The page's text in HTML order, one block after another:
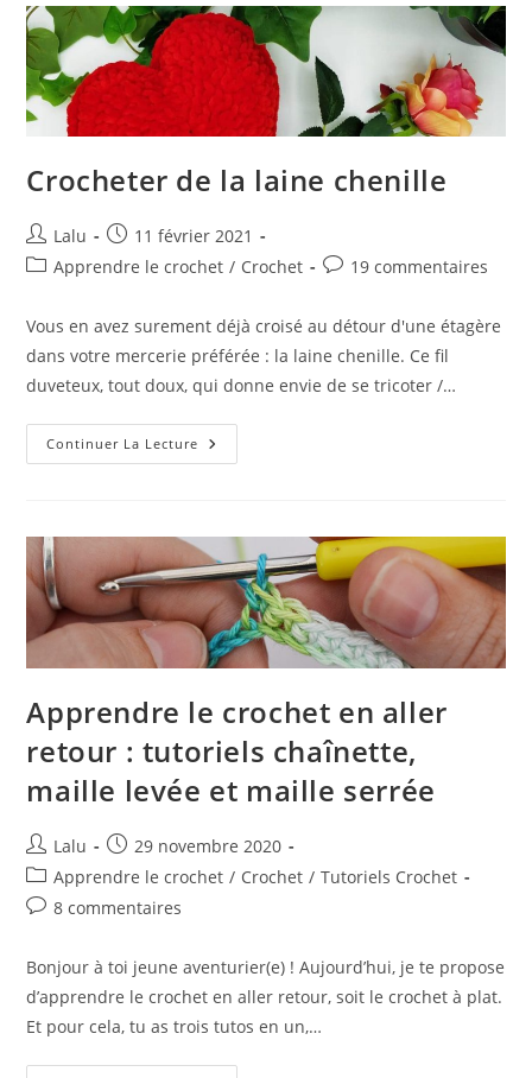
Crochet
Crocheter de la laine chenille
Auteur/autrice
de
Lalu
Publication
publiée :
11 février 2021
PostApprendre le crochet / Crochet
Commentaires
19 commentaires
Vous en avez surement déjà croisé au détour d'une étagère
dans votre mercerie préférée : la laine chenille. Ce fil
duveteux, tout doux, qui donne envie de se tricoter /…
Continuer La Lecture Crocheter
De
Apprendre le crochet en aller
retour : tutoriels chaînette,
maille levée et maille serrée
Auteur/autrice
de
la
publication :
Lalu
Publication
publiée :
29 novembre 2020
Post
category:
Apprendre le crochet / Crochet / Tutoriels Crochet
Commentaires
publication :
8 commentaires
Bonjour à toi jeune aventurier(e) ! Aujourd’hui, je te propose
d’apprendre le crochet en aller retour, soit le crochet à plat.
Et pour cela, tu as trois tutos en un,…